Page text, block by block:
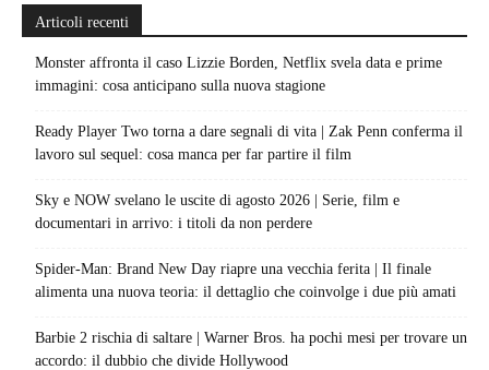
Articoli recenti
Monster affronta il caso Lizzie Borden, Netflix svela data e prime
immagini: cosa anticipano sulla nuova stagione
Ready Player Two torna a dare segnali di vita | Zak Penn conferma il
lavoro sul sequel: cosa manca per far partire il film
Sky e NOW svelano le uscite di agosto 2026 | Serie, film e
documentari in arrivo: i titoli da non perdere
Spider-Man: Brand New Day riapre una vecchia ferita | Il finale
alimenta una nuova teoria: il dettaglio che coinvolge i due più amati
Barbie 2 rischia di saltare | Warner Bros. ha pochi mesi per trovare un
accordo: il dubbio che divide Hollywood